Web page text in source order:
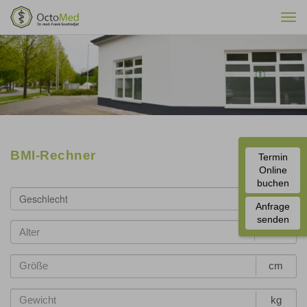
BMI-Rechner
Geschlecht
Jahre
cm
kg
Termin
Online
buchen
Anfrage
senden